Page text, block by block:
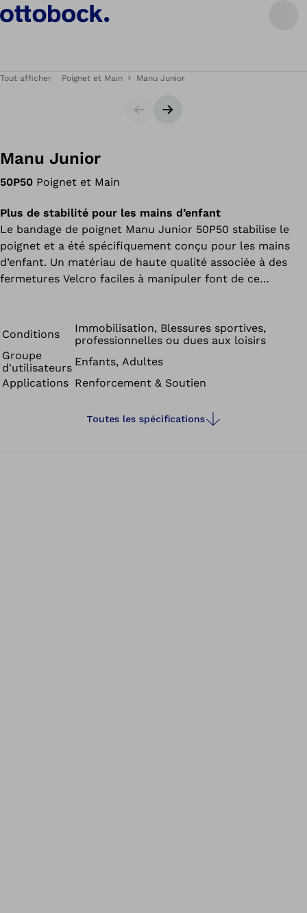
Tout afficher Poignet et Main Manu Junior
CarrouselBannière suivante
Manu Junior
50P50 Poignet et Main
Plus de stabilité pour les mains d’enfant
Le bandage de poignet Manu Junior 50P50 stabilise le
poignet et a été spécifiquement conçu pour les mains
d’enfant. Un matériau de haute qualité associée à des
fermetures Velcro faciles à manipuler font de ce
aluminium.
Conditions
Immobilisation, Blessures sportives,
professionnelles ou dues aux loisirs
Groupe
d'utilisateurs Enfants, Adultes
Applications Renforcement & Soutien
Toutes les spécifications